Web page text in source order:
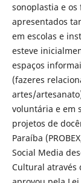
sonoplastia e
apresentados
em escolas e
esteve
espaços
(fazeres
artes/
voluntária e em
projetos de
Paraíba
Social Media
Cultural através